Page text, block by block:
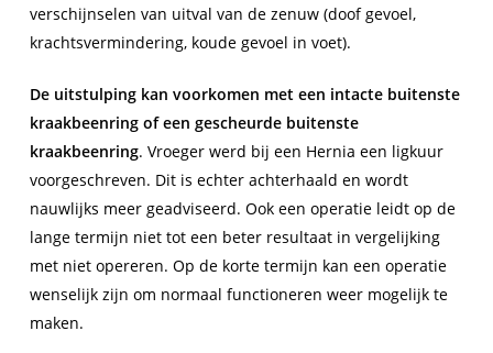
verschijnselen van uitval van de zenuw (doof gevoel,
krachtsvermindering, koude gevoel in voet).
De uitstulping kan voorkomen met een intacte buitenste
kraakbeenring of een gescheurde buitenste
kraakbeenring. Vroeger werd bij een Hernia een ligkuur
voorgeschreven. Dit is echter achterhaald en wordt
nauwlijks meer geadviseerd. Ook een operatie leidt op de
lange termijn niet tot een beter resultaat in vergelijking
met niet opereren. Op de korte termijn kan een operatie
wenselijk zijn om normaal functioneren weer mogelijk te
maken.